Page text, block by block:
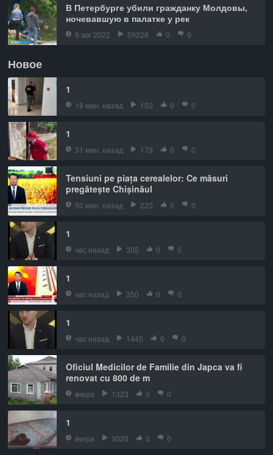
В Петербурге убили гражданку Молдовы,
ночевавшую в палатке у рек
9 авг 2022 59228 0 0
Новое
1
18 мин. назад 150 0 0
1
31 мин. назад 179 0 0
Tensiuni pe piața cerealelor: Ce măsuri
pregătește Chișinăul
50 мин. назад 220 0 0
1
час назад 305 0 0
1
час назад 350 0 0
1
час назад 1445 0 0
Oficiul Medicilor de Familie din Japca va fi
renovat cu 800 de m
вчера 1323 0 0
1
вчера 3020 0 0